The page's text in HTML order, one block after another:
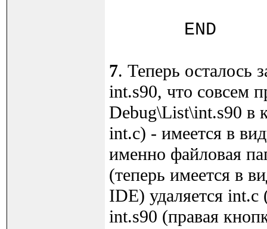
END
7. Теперь осталось
int.s90, что совсем
Debug\List\int.s90 в
int.c) - имеется в
именно файловая
(теперь имеется в
IDE) удаляется int.c
int.s90 (правая